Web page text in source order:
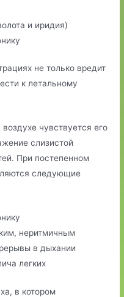
и иридия)
не только вредит
к летальному
чувствуется его
слизистой
При постепенном
следующие
неритмичным
в дыхании
легких
в котором